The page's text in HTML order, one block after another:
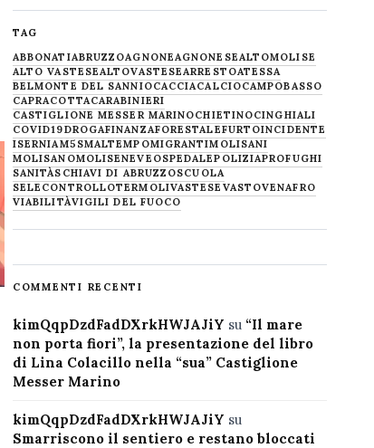
TAG
ABBONATIABRUZZOAGNONEAGNONESEALTOMOLISE
ALTO VASTESEALTOVASTESEARRESTOATESSA
BELMONTE DEL SANNIOCACCIACALCIOCAMPOBASSO
CAPRACOTTACARABINIERI
CASTIGLIONE MESSER MARINOCHIETINOCINGHIALI
COVID19DROGAFINANZAFORESTALEFURTOINCIDENTE
ISERNIAM5SMALTEMPOMIGRANTIMOLISANI
MOLISANOMOLISENEVE OSPEDALEPOLIZIAPROFUGHI
SANITÀSCHIAVI DI ABRUZZOSCUOLA
SELECONTROLLOTERMOLIVASTESE VASTOVENAFRO
VIABILITÀVIGILI DEL FUOCO
COMMENTI RECENTI
kimQqpDzdFadDXrkHWJAJiY su “Il mare
non porta fiori”, la presentazione del libro
di Lina Colacillo nella “sua” Castiglione
Messer Marino
kimQqpDzdFadDXrkHWJAJiY su
Smarriscono il sentiero e restano bloccati